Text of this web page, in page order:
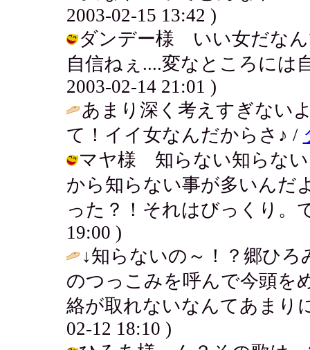
2003-02-15 13:42 )
ダンデー様 いい女だなん
自信ねぇ....変なところには
2003-02-14 21:01 )
あまり深く考えすぎない
て！イイ女なんだからさ♪ /
マヤ様 知らない知らな
から知らない事が多いんだ
った？！それはびっくり。
19:00 )
↓知らないの～！？郷ひ
のつっこみを呼んで今頭を
絡が取れないなんてあまり
02-12 18:10 )